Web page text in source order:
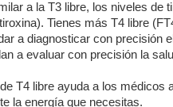
a la T3 libre, los niveles de
Tienes más T4 libre
a diagnosticar con precisión
a evaluar con precisión la
T4 libre ayuda a los
la energía que necesitas.